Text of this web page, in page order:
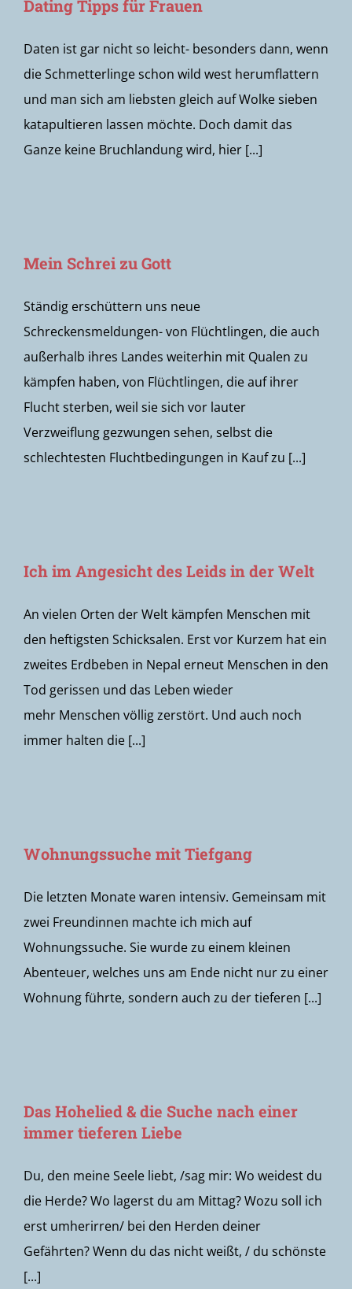
Dating Tipps für Frauen
Daten ist gar nicht so leicht- besonders dann, wenn
die Schmetterlinge schon wild west herumflattern
und man sich am liebsten gleich auf Wolke sieben
katapultieren lassen möchte. Doch damit das
Ganze keine Bruchlandung wird, hier [...]
Mein Schrei zu Gott
Ständig erschüttern uns neue
Schreckensmeldungen- von Flüchtlingen, die auch
außerhalb ihres Landes weiterhin mit Qualen zu
kämpfen haben, von Flüchtlingen, die auf ihrer
Flucht sterben, weil sie sich vor lauter
Verzweiflung gezwungen sehen, selbst die
schlechtesten Fluchtbedingungen in Kauf zu [...]
Ich im Angesicht des Leids in der Welt
An vielen Orten der Welt kämpfen Menschen mit
den heftigsten Schicksalen. Erst vor Kurzem hat ein
zweites Erdbeben in Nepal erneut Menschen in den
Tod gerissen und das Leben wieder
mehr Menschen völlig zerstört. Und auch noch
immer halten die [...]
Wohnungssuche mit Tiefgang
Die letzten Monate waren intensiv. Gemeinsam mit
zwei Freundinnen machte ich mich auf
Wohnungssuche. Sie wurde zu einem kleinen
Abenteuer, welches uns am Ende nicht nur zu einer
Wohnung führte, sondern auch zu der tieferen [...]
Das Hohelied & die Suche nach einer
immer tieferen Liebe
Du, den meine Seele liebt, /sag mir: Wo weidest du
die Herde? Wo lagerst du am Mittag? Wozu soll ich
erst umherirren/ bei den Herden deiner
Gefährten? Wenn du das nicht weißt, / du schönste
[...]